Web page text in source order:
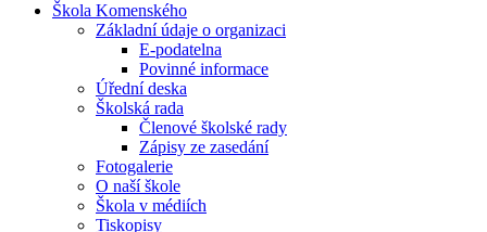
Škola Komenského
Základní údaje o organizaci
E-podatelna
Povinné informace
Úřední deska
Školská rada
Členové školské rady
Zápisy ze zasedání
Fotogalerie
O naší škole
Škola v médiích
Tiskopisy